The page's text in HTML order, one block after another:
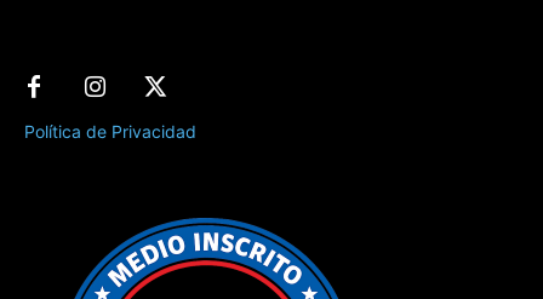
Política de Privacidad